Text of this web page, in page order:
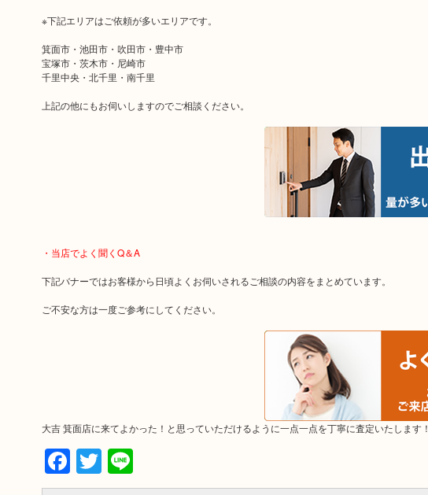
※下記エリアはご依頼が多いエリアです。
箕面市・池田市・吹田市・豊中市
宝塚市・茨木市・尼崎市
千里中央・北千里・南千里
上記の他にもお伺いしますのでご相談ください。
・当店でよく聞くQ＆A
下記バナーではお客様から日頃よくお伺いされるご相談の内容をまとめています。
ご不安な方は一度ご参考にしてください。
大吉 箕面店に来てよかった！と思っていただけるように一点一点を丁寧に査定いたします！
Facebook
Twitter
Line